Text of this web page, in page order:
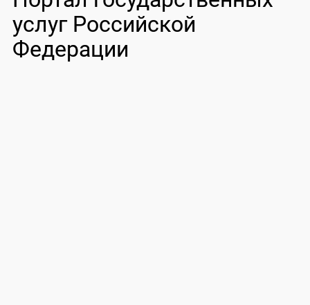
услуг Российской
Федерации